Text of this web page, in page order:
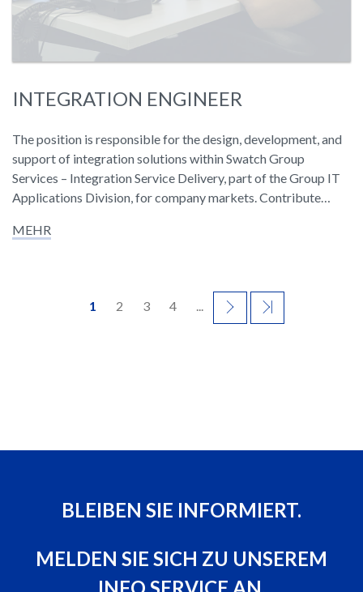
INTEGRATION ENGINEER
The position is responsible for the design, development, and
support of integration solutions within Swatch Group
Services – Integration Service Delivery, part of the Group IT
Applications Division, for company markets. Contribute…
MEHR
1 2 3 4 ... WEITER
BLEIBEN SIE INFORMIERT.
MELDEN SIE SICH ZU UNSEREM